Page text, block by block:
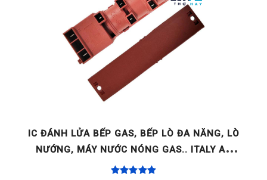
IC ĐÁNH LỬA BẾP GAS, BẾP LÒ ĐA NĂNG, LÒ
NƯỚNG, MÁY NƯỚC NÓNG GAS.. ITALY AC
220-240V 2 LÒ / 4 LÒ / [...]